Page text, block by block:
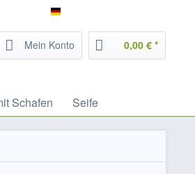
Mein Konto 0,00 € *
Schafen Seife